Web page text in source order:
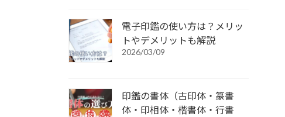
電子印鑑の使い方は？メリッ
トやデメリットも解説
2026/03/09
印鑑の書体（古印体・篆書
体・印相体・楷書体・行書